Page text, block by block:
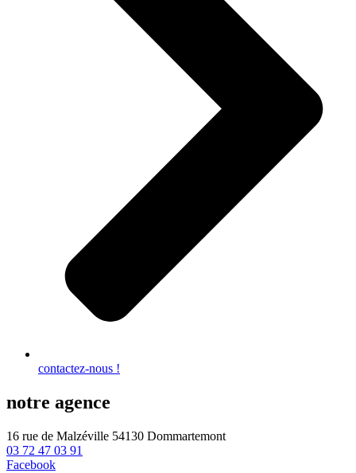
contactez-nous !
notre agence
16 rue de Malzéville 54130 Dommartemont
03 72 47 03 91
Facebook